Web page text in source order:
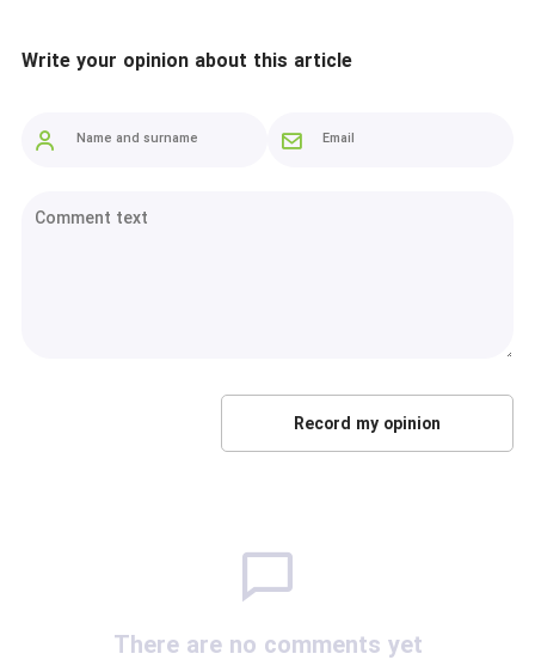
Write your opinion about this article
There are no comments yet